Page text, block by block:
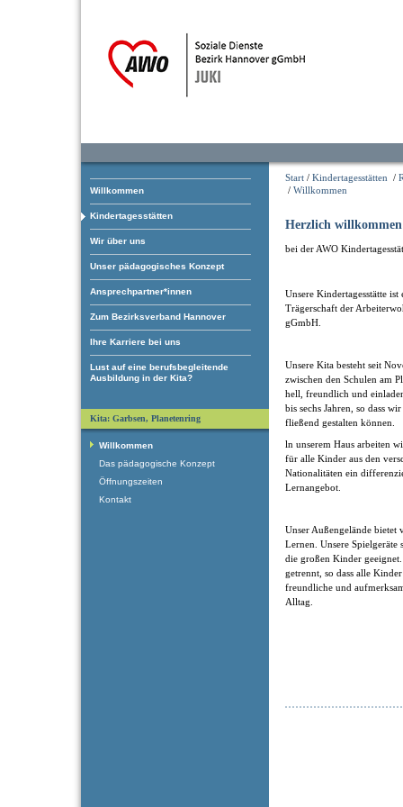
Willkommen
Kindertagesstätten
Wir über uns
Unser pädagogisches Konzept
Ansprechpartner*innen
Zum Bezirksverband Hannover
Ihre Karriere bei uns
Lust auf eine berufsbegleitende
Ausbildung in der Kita?
Start / Kindertagesstätten /
/ Willkommen
Herzlich willkommen
bei der AWO
Unsere Kindertagesstätte
Trägerschaft der
gGmbH.
Unsere Kita besteht seit
zwischen den Schulen am
hell, freundlich und
bis sechs Jahren, so dass
fließend gestalten können.
ln unserem Haus arbeiten
für alle Kinder aus den
Nationalitäten ein
Lernangebot.
Unser Außengelände bietet
Lernen. Unsere
die großen Kinder
getrennt, so dass alle
freundliche und
Alltag.
Kita: Garbsen, Planetenring
Willkommen
Das pädagogische Konzept
Öffnungszeiten
Kontakt